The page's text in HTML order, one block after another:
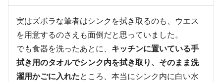
実はズボラな筆者はシンクを拭き取るのも、ウエス
を用意するのさえも面倒だと思っていました。
でも食器を洗ったあとに、 キッチンに置いている手
拭き用のタオルでシンク内を拭き取り、そのまま洗
濯用かごに入れたところ、本当にシンク内に白い水